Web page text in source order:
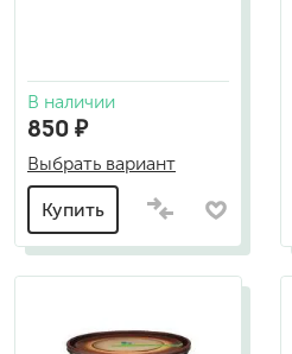
В наличии
850 ₽
Выбрать вариант
Купить